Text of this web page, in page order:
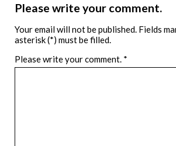
Please write your comment.
Your email will not be published. Fields
asterisk (*) must be filled.
Please write your comment. *